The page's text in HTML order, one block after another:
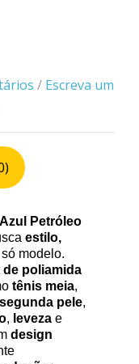
/ Escreva um
Petróleo
estilo,
modelo.
de poliamida
tênis meia,
segunda pele,
, leveza e
design